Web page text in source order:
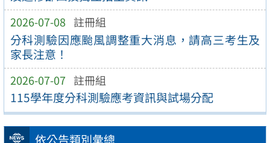
2026-07-08 註冊組
分科測驗因應颱風調整重大消息，請高三考生及
家長注意！
2026-07-07 註冊組
115學年度分科測驗應考資訊與試場分配
依公告類別彙總